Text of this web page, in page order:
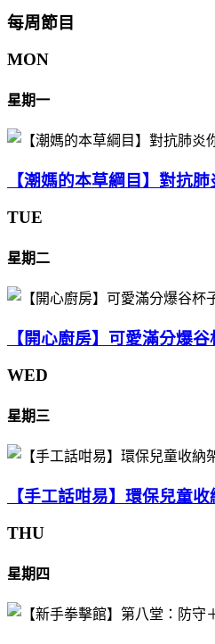
每周節目
MON
星期一
【潮媽的本草綱目】對抗
TUE
星期二
【開心廚房】可愛滿分爆
WED
星期三
【手工話咁易】環保兒童收
THU
星期四